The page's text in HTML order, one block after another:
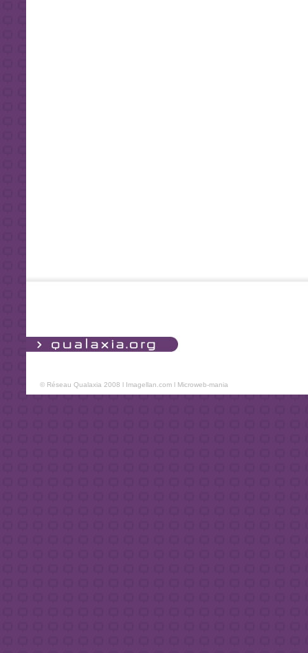
© Réseau Qualaxia 2008 l Imagellan.coml Microweb-mania